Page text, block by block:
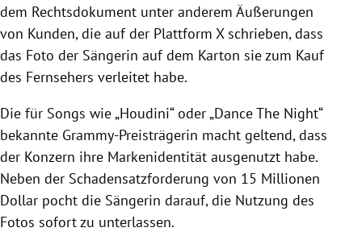
dem Rechtsdokument unter anderem Äußerungen
von Kunden, die auf der Plattform X schrieben, dass
das Foto der Sängerin auf dem Karton sie zum Kauf
des Fernsehers verleitet habe.
Die für Songs wie „Houdini“ oder „Dance The Night“
bekannte Grammy-Preisträgerin macht geltend, dass
der Konzern ihre Markenidentität ausgenutzt habe.
Neben der Schadensatzforderung von 15 Millionen
Dollar pocht die Sängerin darauf, die Nutzung des
Fotos sofort zu unterlassen.